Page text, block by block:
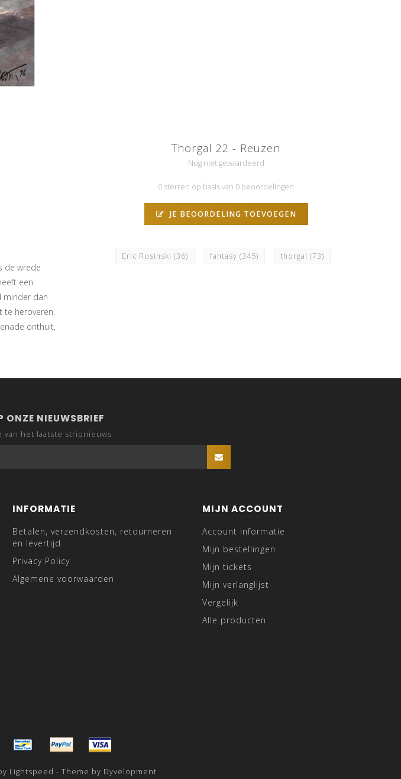
de wrede
een
minder dan
heroveren.
onthult,
Thorgal 22 - Reuzen
Nog niet gewaardeerd
0 sterren op basis van 0 beoordelingen
JE BEOORDELING TOEVOEGEN
Eric Rosinski(36) fantasy(345) thorgal(73)
NIEUWSBRIEF
het laatste stripnieuws
INFORMATIE
Betalen, verzendkosten, retourneren
en levertijd
Privacy Policy
Algemene voorwaarden
MIJN ACCOUNT
Account informatie
Mijn bestellingen
Mijn tickets
Mijn verlanglijst
Vergelijk
Alle producten
Lightspeed - Theme by Dyvelopment